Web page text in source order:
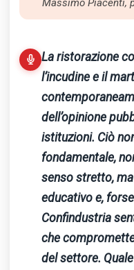
Massimo Piacenti,
La ristorazione
l’incudine e il
dell’opinione
istituzioni. Ciò
fondamentale,
senso stretto,
educativo e,
Confindustria
che
del settore.